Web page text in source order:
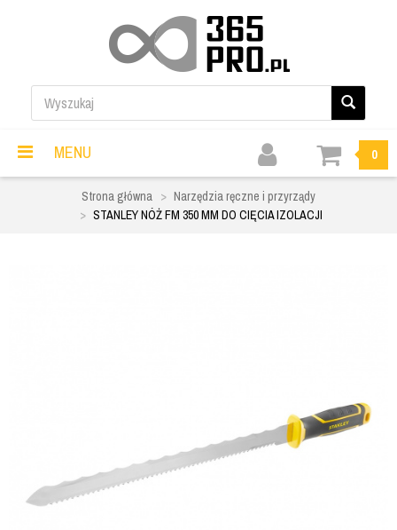
MENU 0
Strona główna
Narzędzia ręczne i przyrządy
STANLEY NÓŻ FM 350 MM DO CIĘCIA IZOLACJI